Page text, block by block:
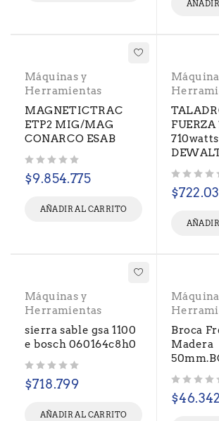
Máquinas y
Herramientas
MAGNETICTRAC
ETP2 MIG/MAG
CONARCO ESAB
$9.854.775
AÑADIR AL CARRITO
$
Máquinas y
Herramientas
sierra sable gsa 1100
e bosch 060164c8h0
$718.799
AÑADIR AL CARRITO
Broca
Madera
$46.342